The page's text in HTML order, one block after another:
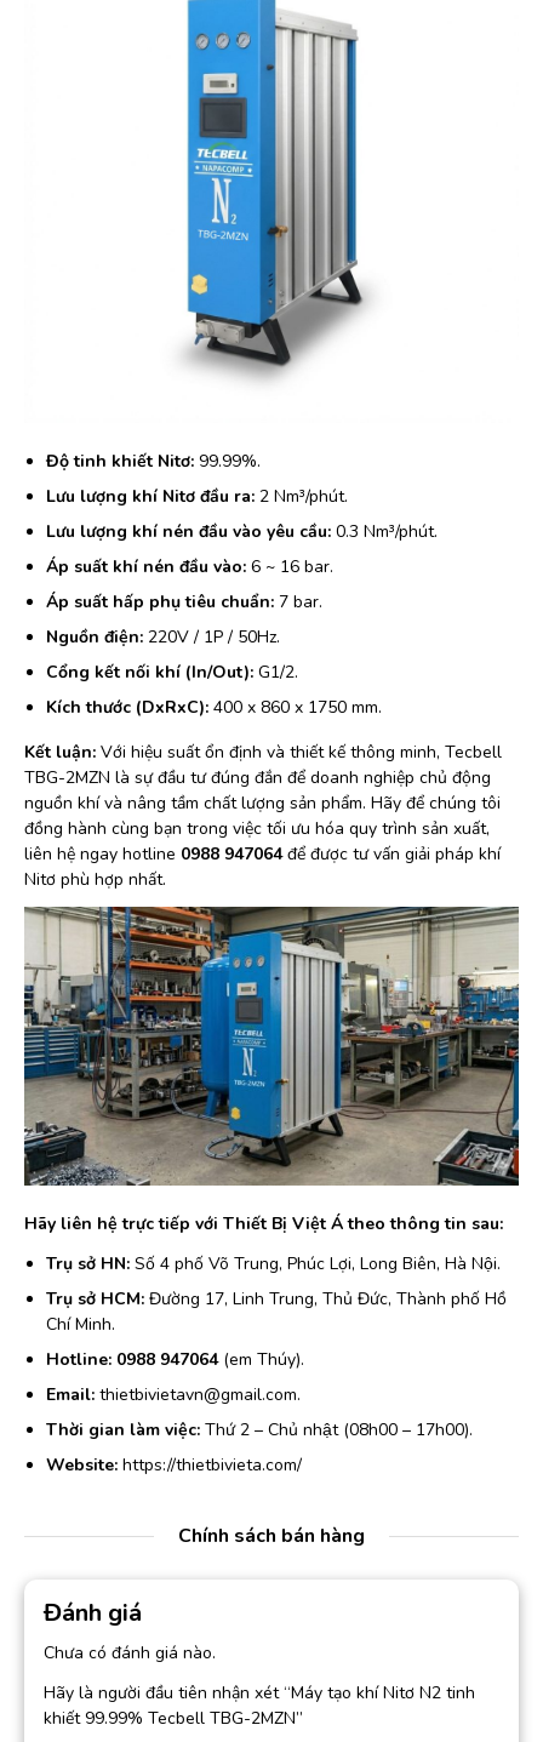
Độ tinh khiết Nitơ: 99.99%.
Lưu lượng khí Nitơ đầu ra: 2 Nm³/phút.
Lưu lượng khí nén đầu vào yêu cầu: 0.3 Nm³/phút.
Áp suất khí nén đầu vào: 6 ~ 16 bar.
Áp suất hấp phụ tiêu chuẩn: 7 bar.
Nguồn điện: 220V / 1P / 50Hz.
Cổng kết nối khí (In/Out): G1/2.
Kích thước (DxRxC): 400 x 860 x 1750 mm.
Kết luận: Với hiệu suất ổn định và thiết kế thông minh, Tecbell
TBG-2MZN là sự đầu tư đúng đắn để doanh nghiệp chủ động
nguồn khí và nâng tầm chất lượng sản phẩm. Hãy để chúng tôi
đồng hành cùng bạn trong việc tối ưu hóa quy trình sản xuất,
liên hệ ngay hotline 0988 947064để được tư vấn giải pháp khí
Nitơ phù hợp nhất.
Hãy liên hệ trực tiếp với Thiết Bị Việt Á theo thông tin sau:
Trụ sở HN: Số 4 phố Võ Trung, Phúc Lợi, Long Biên, Hà Nội.
Trụ sở HCM: Đường 17, Linh Trung, Thủ Đức, Thành phố Hồ
Chí Minh.
Hotline: 0988 947064(em Thúy).
Email: thietbivietavn@gmail.com.
Thời gian làm việc: Thứ 2 – Chủ nhật (08h00 – 17h00).
Website: https://thietbivieta.com/
Chính sách bán hàng
Đánh giá
Chưa có đánh giá nào.
Hãy là người đầu tiên nhận xét “Máy tạo khí Nitơ N2 tinh
khiết 99.99% Tecbell TBG-2MZN”